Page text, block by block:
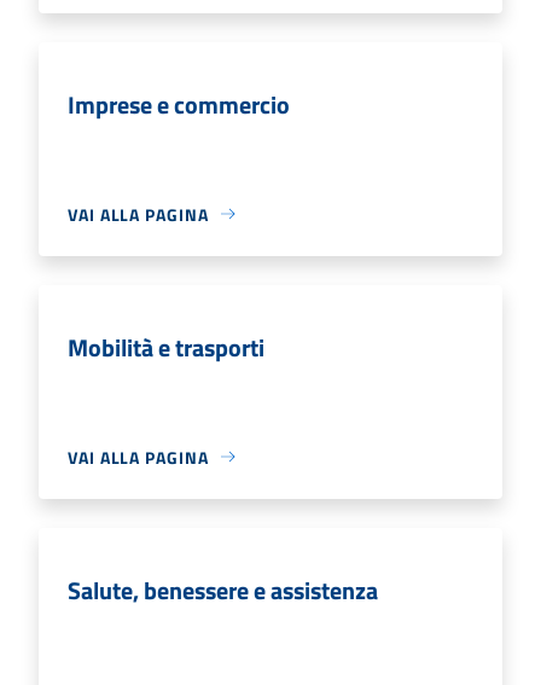
Imprese e commercio
VAI ALLA PAGINA
Mobilità e trasporti
VAI ALLA PAGINA
Salute, benessere e assistenza